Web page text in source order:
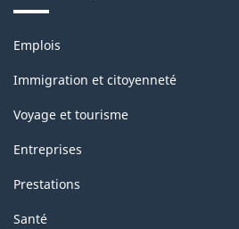
Thèmes
sujets
Emplois
Immigration et citoyenneté
Voyage et tourisme
Entreprises
Prestations
Santé